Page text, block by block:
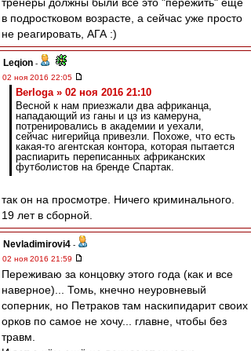
в подростковом возрасте, а сейчас уже просто
не реагировать, АГА :)
Leqion -
02 ноя 2016 22:05
Berloga » 02 ноя 2016 21:10
Весной к нам приезжали два африканца,
нападающий из ганы и цз из камеруна,
потренировались в академии и уехали,
сейчас нигерийца привезли. Похоже, что есть
какая-то агентская контора, которая пытается
распиарить переписанных африканских
футболистов на бренде Спартак.
так он на просмотре. Ничего криминального.
19 лет в сборной.
Nevladimirovi4 -
02 ноя 2016 21:59
Переживаю за концовку этого года (как и все
наверное)... Томь, кнечно неуровневый
соперник, но Петраков там наскипидарит своих
орков по самое не хочу... главне, чтобы без
травм.